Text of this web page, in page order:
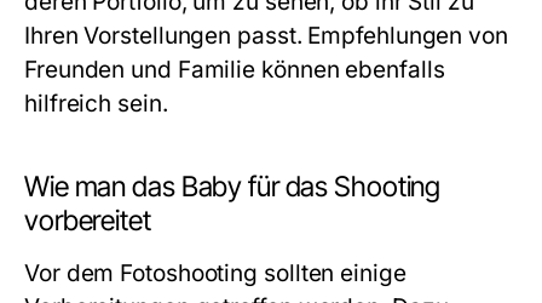
Ihren Vorstellungen passt. Empfehlungen von
Freunden und Familie können ebenfalls
hilfreich sein.
Wie man das Baby für das Shooting
vorbereitet
Vor dem Fotoshooting sollten einige